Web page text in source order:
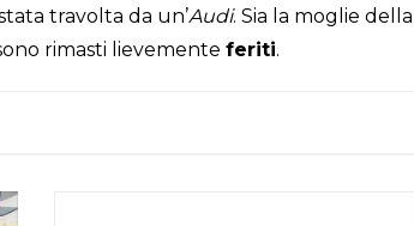
travolta da un’Audi. Sia la moglie della
rimasti lievemente feriti.